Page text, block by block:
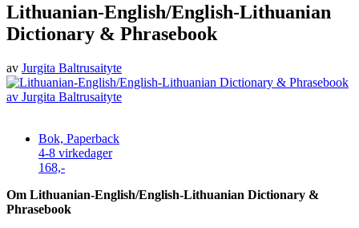
Lithuanian-English/English-Lithuanian
Dictionary & Phrasebook
av Jurgita Baltrusaityte
Bok, Paperback
4-8 virkedager
168,-
Om Lithuanian-English/English-Lithuanian Dictionary &
Phrasebook